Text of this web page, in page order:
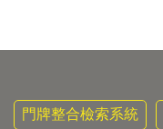
門牌整合檢索系統